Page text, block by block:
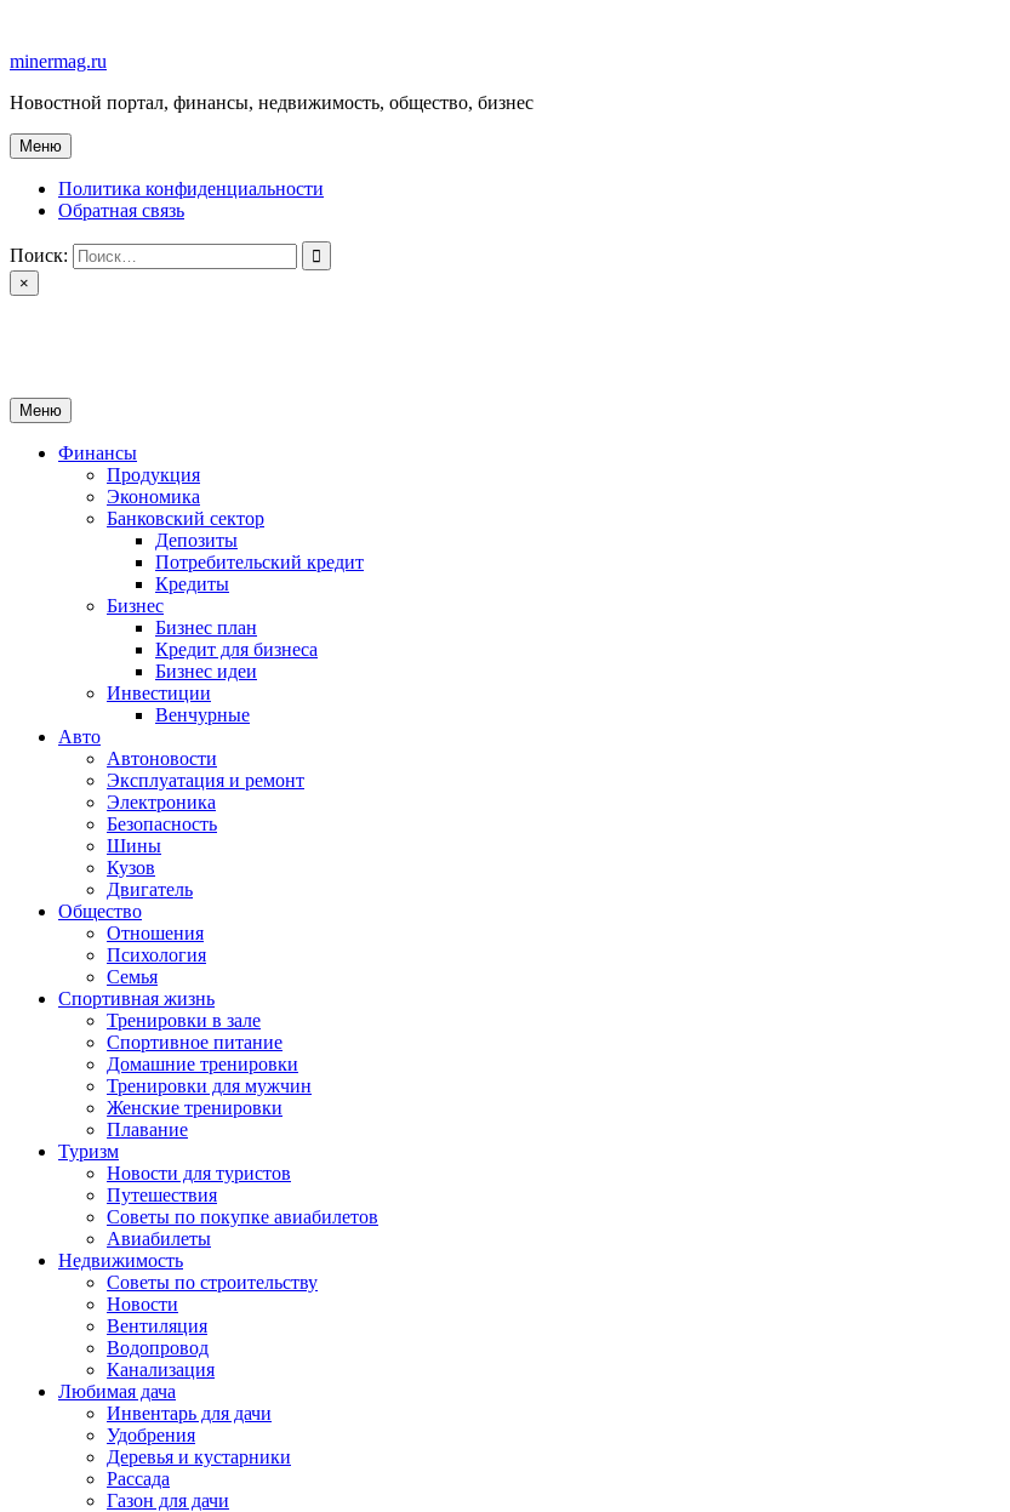
содержимому
minermag.ru
Новостной портал, финансы, недвижимость, общество, бизнес
Меню
Политика конфиденциальности
Обратная связь
Поиск:
×
Меню
Финансы
Продукция
Экономика
Банковский сектор
Депозиты
Потребительский кредит
Кредиты
Бизнес
Бизнес план
Кредит для бизнеса
Бизнес идеи
Инвестиции
Венчурные
Авто
Автоновости
Эксплуатация и ремонт
Электроника
Безопасность
Шины
Кузов
Двигатель
Общество
Отношения
Психология
Семья
Спортивная жизнь
Тренировки в зале
Спортивное питание
Домашние тренировки
Тренировки для мужчин
Женские тренировки
Плавание
Туризм
Новости для туристов
Путешествия
Советы по покупке авиабилетов
Авиабилеты
Недвижимость
Советы по строительству
Новости
Вентиляция
Водопровод
Канализация
Любимая дача
Инвентарь для дачи
Удобрения
Деревья и кустарники
Рассада
Газон для дачи